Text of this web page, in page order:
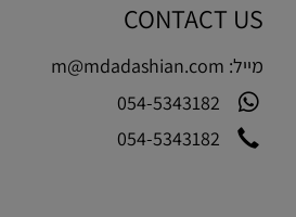
CONTACT US
מייל: m@mdadashian.com
054-5343182
054-5343182